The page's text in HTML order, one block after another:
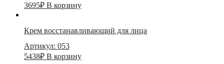
3695₽ В корзину
Крем восстанавливающий для лица
Артикул: 053
5438₽ В корзину